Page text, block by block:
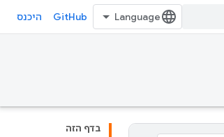
GitHub היכנס
בדף הזה